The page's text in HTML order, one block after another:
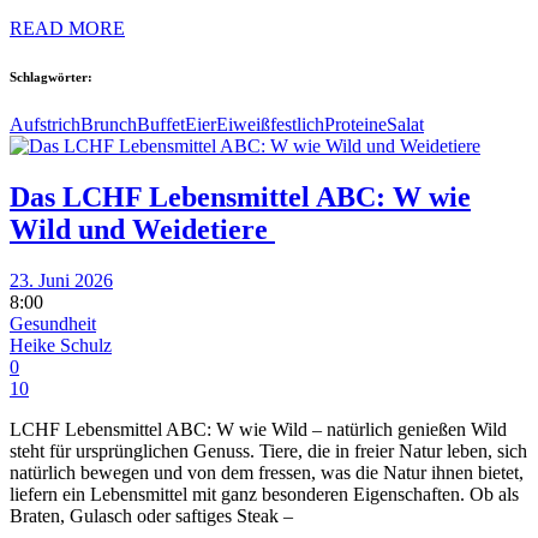
READ MORE
Schlagwörter:
AufstrichBrunchBuffetEierEiweißfestlichProteineSalat
Das LCHF Lebensmittel ABC: W wie
Wild und Weidetiere
23. Juni 2026
8:00
Gesundheit
Heike Schulz
0
10
LCHF Lebensmittel ABC: W wie Wild – natürlich genießen Wild
steht für ursprünglichen Genuss. Tiere, die in freier Natur leben, sich
natürlich bewegen und von dem fressen, was die Natur ihnen bietet,
liefern ein Lebensmittel mit ganz besonderen Eigenschaften. Ob als
Braten, Gulasch oder saftiges Steak –